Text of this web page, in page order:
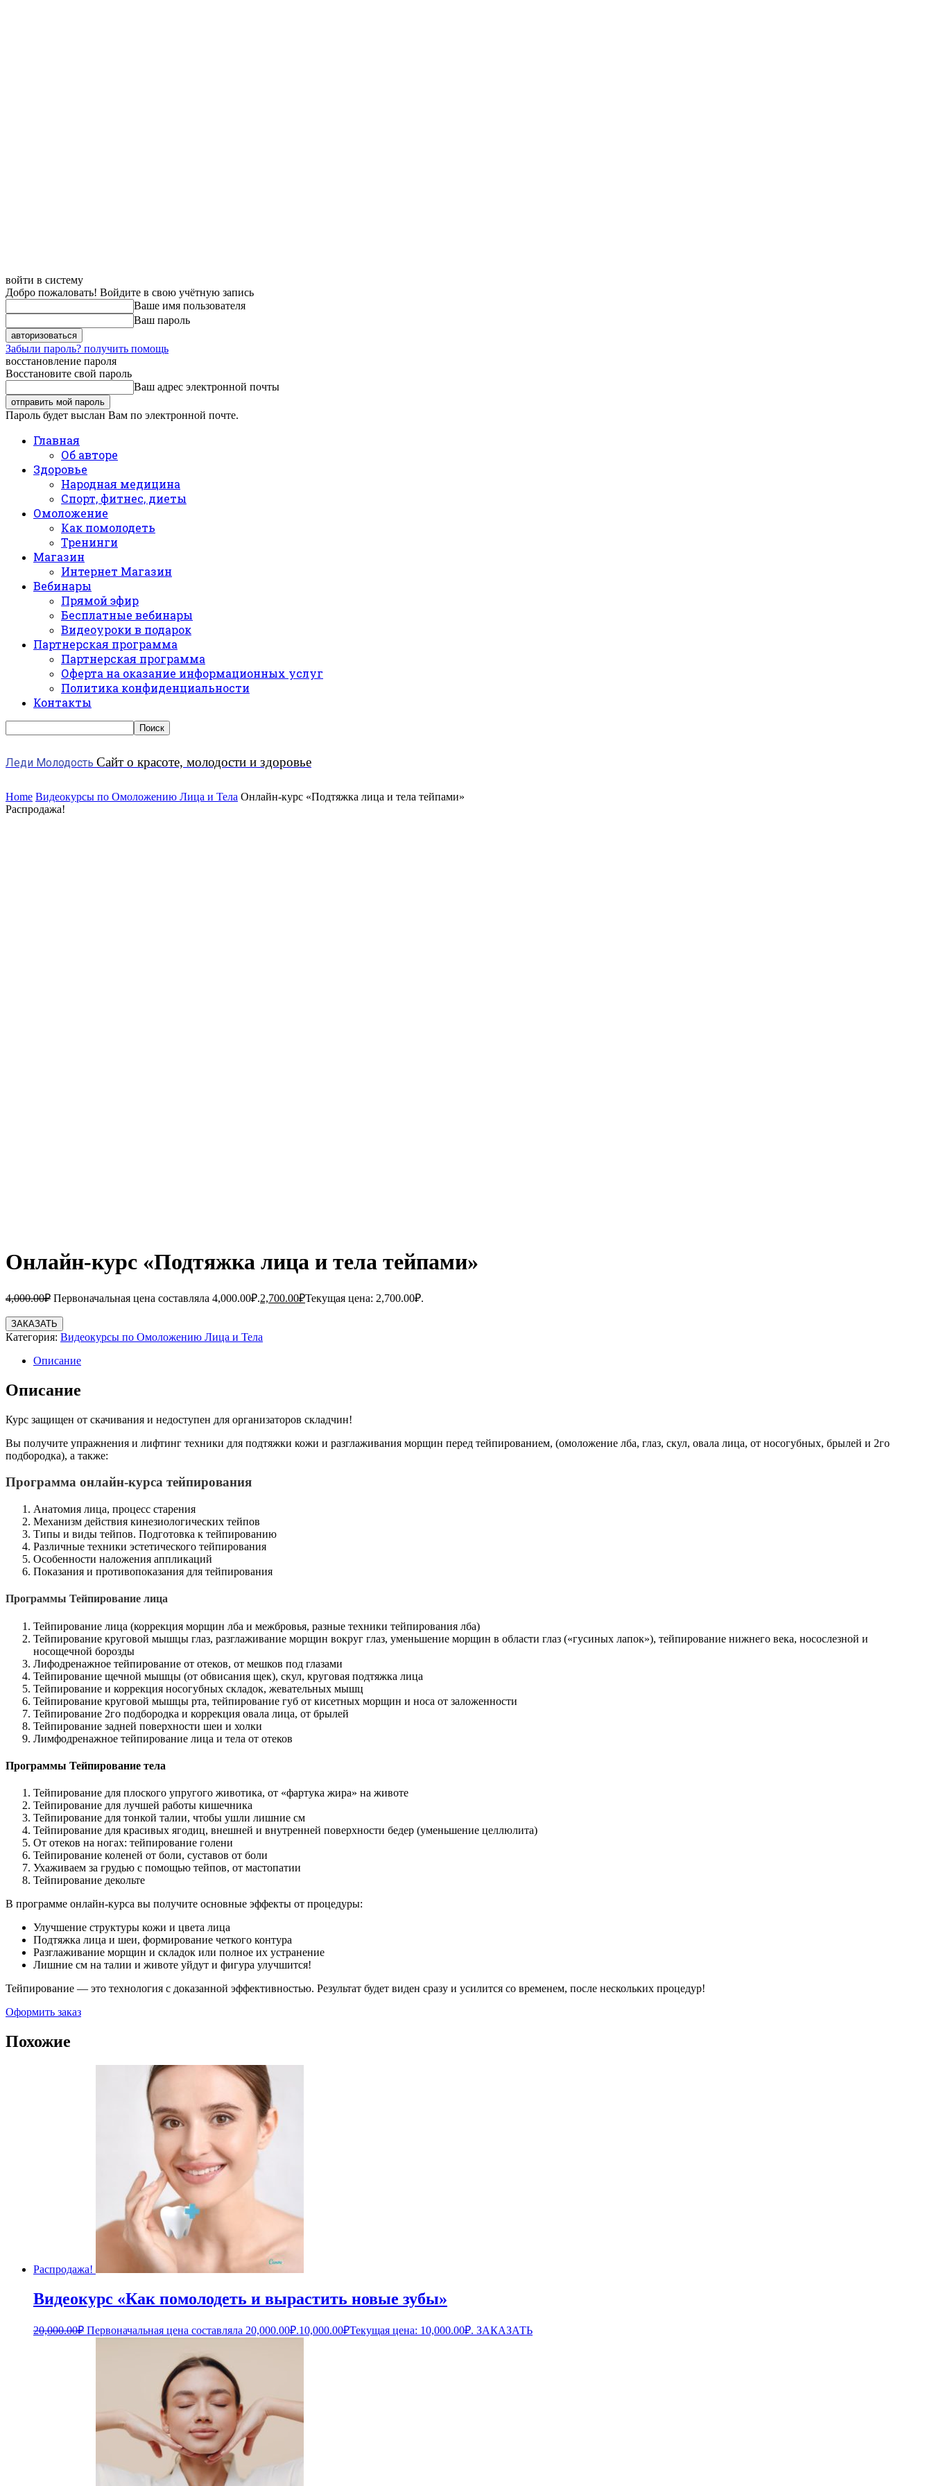
войти в систему
Добро пожаловать! Войдите в свою учётную запись
Ваше имя пользователя
Ваш пароль
Забыли пароль? получить помощь
восстановление пароля
Восстановите свой пароль
Ваш адрес электронной почты
Пароль будет выслан Вам по электронной почте.
Главная
Об авторе
Здоровье
Народная медицина
Спорт, фитнес, диеты
Омоложение
Как помолодеть
Тренинги
Магазин
Интернет Магазин
Вебинары
Прямой эфир
Бесплатные вебинары
Видеоуроки в подарок
Партнерская программа
Партнерская программа
Оферта на оказание информационных услуг
Политика конфиденциальности
Контакты
Леди Молодость Сайт о красоте, молодости и здоровье
Home Видеокурсы по Омоложению Лица и Тела Онлайн-курс «Подтяжка лица и тела тейпами»
Распродажа!
Онлайн-курс «Подтяжка лица и тела тейпами»
4,000.00₽ Первоначальная цена составляла 4,000.00₽.2,700.00₽Текущая цена: 2,700.00₽.
ЗАКАЗАТЬ
Категория: Видеокурсы по Омоложению Лица и Тела
Описание
Описание
Курс защищен от скачивания и недоступен для организаторов складчин!
Вы получите упражнения и лифтинг техники для подтяжки кожи и разглаживания морщин перед тейпированием, (омоложение лба, глаз, скул, овала лица, от носогубных, брылей и 2го
подбородка), а также:
​Программа онлайн-курса тейпирования
Анатомия лица, процесс старения
Механизм действия кинезиологических тейпов
Типы и виды тейпов. Подготовка к тейпированию
Различные техники эстетического тейпирования
Особенности наложения аппликаций
Показания и противопоказания для тейпирования
Программы Тейпирование лица
Тейпирование лица (коррекция морщин лба и межбровья, разные техники тейпирования лба)
Тейпирование круговой мышцы глаз, разглаживание морщин вокруг глаз, уменьшение морщин в области глаз («гусиных лапок»), тейпирование нижнего века, носослезной и
носощечной борозды
Лифодренажное тейпирование от отеков, от мешков под глазами
Тейпирование щечной мышцы (от обвисания щек), скул, круговая подтяжка лица
Тейпирование и коррекция носогубных складок, жевательных мышц
Тейпирование круговой мышцы рта, тейпирование губ от кисетных морщин и носа от заложенности
Тейпирование 2го подбородка и коррекция овала лица, от брылей
Тейпирование задней поверхности шеи и холки
Лимфодренажное тейпирование лица и тела от отеков
Программы Тейпирование тела
Тейпирование для плоского упругого животика, от «фартука жира» на животе
Тейпирование для лучшей работы кишечника
Тейпирование для тонкой талии, чтобы ушли лишние см
Тейпирование для красивых ягодиц, внешней и внутренней поверхности бедер (уменьшение целлюлита)
От отеков на ногах: тейпирование голени
Тейпирование коленей от боли, суставов от боли
Ухаживаем за грудью с помощью тейпов, от мастопатии
Тейпирование декольте
В программе онлайн-курса вы получите основные эффекты от процедуры:
Улучшение структуры кожи и цвета лица
Подтяжка лица и шеи, формирование четкого контура
Разглаживание морщин и складок или полное их устранение
Лишние см на талии и животе уйдут и фигура улучшится!
Тейпирование — это технология с доказанной эффективностью. Результат будет виден сразу и усилится со временем, после нескольких процедур!
Оформить заказ
Похожие
Распродажа!
Видеокурс «Как помолодеть и вырастить новые зубы»
20,000.00₽ Первоначальная цена составляла 20,000.00₽.10,000.00₽Текущая цена: 10,000.00₽. ЗАКАЗАТЬ